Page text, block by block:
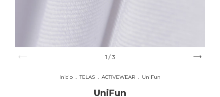
1 /3
Inicio . TELAS . ACTIVEWEAR . UniFun
UniFun